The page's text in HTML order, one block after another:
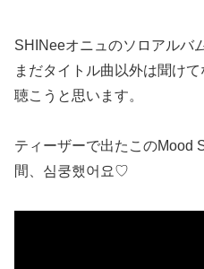
SHINeeオニュのソロアルバ
まだタイトル曲以外は聞け
聴こうと思います。
ティーザーで出たこのMood
間、심쿵했어요♡